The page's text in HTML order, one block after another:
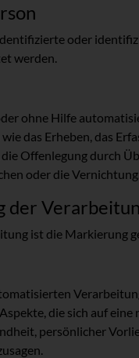
oder
werden.
ohne Hilfe
das Erheben, das
Offenlegung durch
oder die Vernichtung.
der
ist die Markierung
die sich auf
persönlicher